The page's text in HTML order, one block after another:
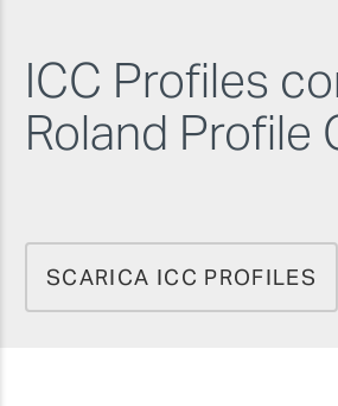
ICC Profiles
Roland Profile
SCARICA ICC PROFILES